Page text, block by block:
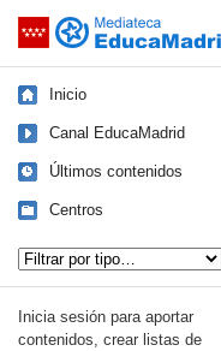
Saltar navegación
Inicio
Canal EducaMadrid
Últimos contenidos
Centros
Inicia sesión para aportar
contenidos, crear listas de